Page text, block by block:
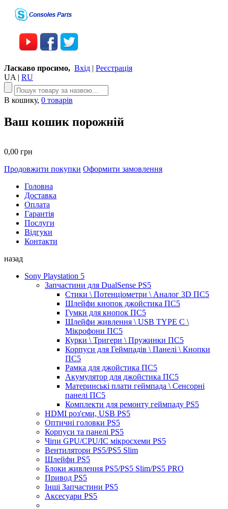
Ласкаво просимо, Вхід | Реєстрація
UA | RU
В кошику, 0 товарів
Ваш кошик порожній
0,00 грн
Продовжити покупки Оформити замовлення
Головна
Доставка
Оплата
Гарантія
Послуги
Відгуки
Контакти
назад
Sony Playstation 5
Запчастини для DualSense PS5
Стики \ Потенціометри \ Аналог 3D ПС5
Шлейфи кнопок джойстика ПС5
Гумки для кнопок ПС5
Шлейфи живлення \ USB TYPE C \
Мікрофони ПС5
Курки \ Тригери \ Пружинки ПС5
Корпуси для Геймпадів \ Панелі \ Кнопки
ПС5
Рамка для джойстика ПС5
Акумулятор для джойстика ПС5
Материнські плати геймпада \ Сенсорні
панелі ПС5
Комплекти для ремонту геймпаду PS5
HDMI роз'єми, USB PS5
Оптичні головки PS5
Корпуси та панелі PS5
Чіпи GPU/CPU/IC мікросхеми PS5
Вентилятори PS5/PS5 Slim
Шлейфи PS5
Блоки живлення PS5/PS5 Slim/PS5 PRO
Привод PS5
Інші Запчастини PS5
Аксесуари PS5